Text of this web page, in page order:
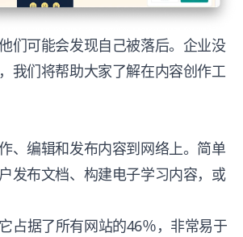
们可能会发现自己被落后。企业没
我们将帮助大家了解在内容创作工
、编辑和发布内容到网络上。简单
发布文档、构建电子学习内容，或
占据了所有网站的46％，非常易于